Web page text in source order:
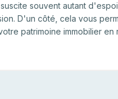
souvent autant
D'un côté, cela vous
patrimoine immobilier en